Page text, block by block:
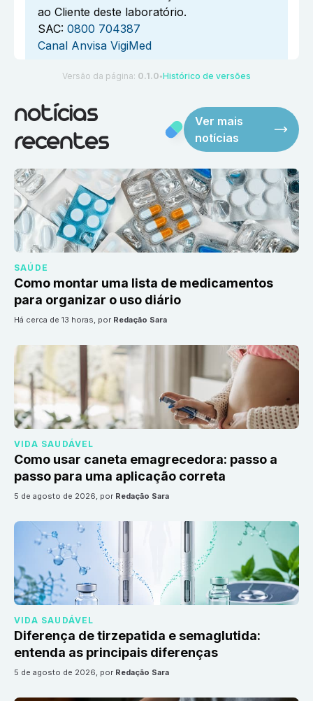
ao Cliente deste laboratório.
SAC: 0800 704387
Canal Anvisa VigiMed
Versão da página: 0.1.0 ●Histórico de versões
notícias
recentes
Ver mais
notícias
SAÚDE
Como montar uma lista de medicamentos
para organizar o uso diário
há cerca de 13 horas, por Redação Sara
VIDA SAUDÁVEL
Como usar caneta emagrecedora: passo a
passo para uma aplicação correta
5 de agosto de 2026, por Redação Sara
VIDA SAUDÁVEL
Diferença de tirzepatida e semaglutida:
entenda as principais diferenças
5 de agosto de 2026, por Redação Sara